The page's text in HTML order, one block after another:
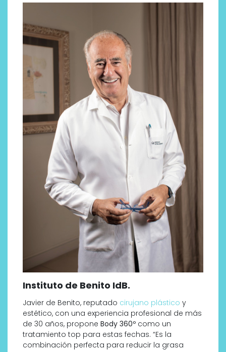
Instituto de Benito IdB.
Javier de Benito, reputado cirujano plástico y
estético, con una experiencia profesional de más
de 30 años, propone Body 360º como un
tratamiento top para estas fechas. “Es la
combinación perfecta para reducir la grasa